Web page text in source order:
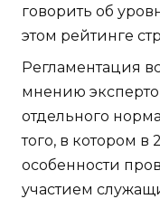
говорить об
этом рейтинге
Регламентация
мнению
отдельного
того, в котором
особенности
участием